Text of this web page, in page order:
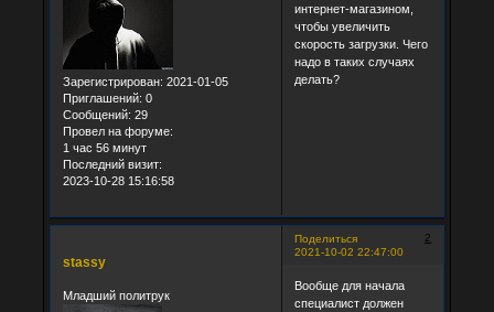
Зарегистрирован: 2021-01-05
Приглашений: 0
Сообщений: 29
Провел на форуме:
1 час 56 минут
Последний визит:
2023-10-28 15:16:58
интернет-магазином,
чтобы увеличить
скорость загрузки. Чего
надо в таких случаях
делать?
Поделиться
2
2021-10-02 22:47:00
stassy
Младший политрук
Вообще для начала
специалист должен